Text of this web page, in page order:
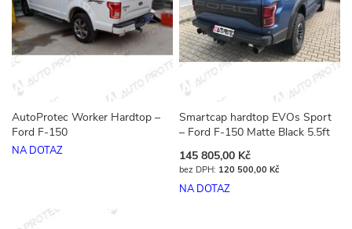
AutoProtec Worker Hardtop –
Ford F-150
NA DOTAZ
Smartcap hardtop EVOs Sport
– Ford F-150 Matte Black 5.5ft
145 805,00 Kč
120 500,00 Kč
NA DOTAZ